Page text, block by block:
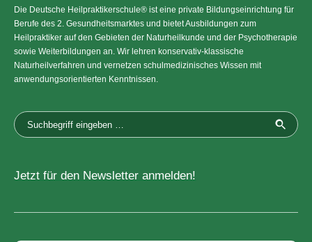
Die Deutsche Heilpraktikerschule® ist eine private Bildungseinrichtung für
Berufe des 2. Gesundheitsmarktes und bietet Ausbildungen zum
Heilpraktiker auf den Gebieten der Naturheilkunde und der Psychotherapie
sowie Weiterbildungen an. Wir lehren konservativ-klassische
Naturheilverfahren und vernetzen schulmedizinisches Wissen mit
anwendungsorientierten Kenntnissen.
Jetzt für den Newsletter anmelden!